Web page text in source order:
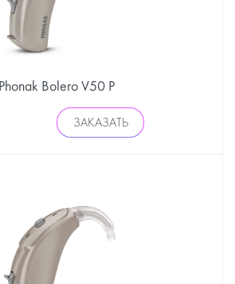
Phonak Bolero V50 P
ЗАКАЗАТЬ